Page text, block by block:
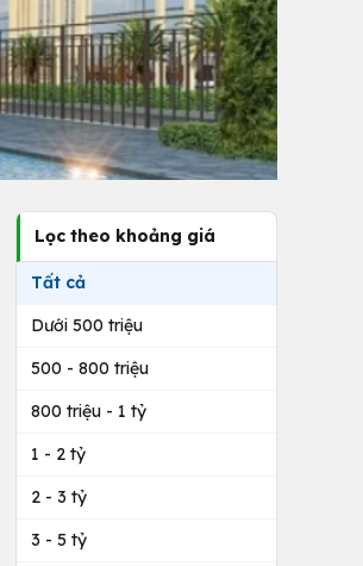
Lọc theo khoảng giá
Tất cả
Dưới 500 triệu
500 - 800 triệu
800 triệu - 1 tỷ
1 - 2 tỷ
2 - 3 tỷ
3 - 5 tỷ